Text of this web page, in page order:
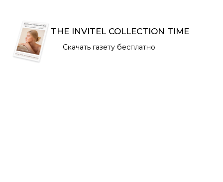
THE INVITEL COLLECTION TIME
Скачать газету бесплатно